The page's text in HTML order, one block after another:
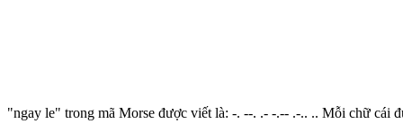
"ngay le" trong mã Morse được viết là: -. --. .- -.-- .-.. .. Mỗi chữ cái